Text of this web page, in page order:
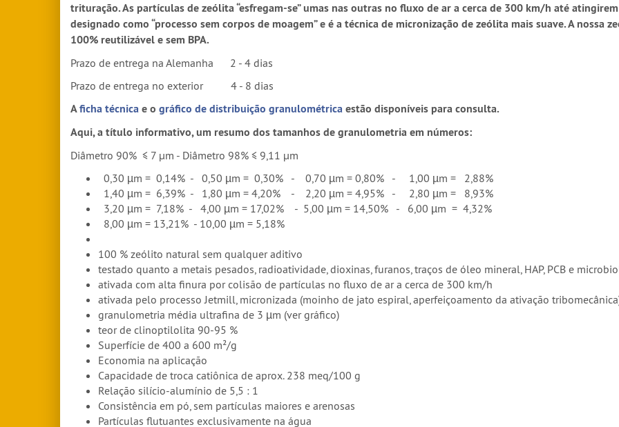
trituração. As partículas de zeólita “esfregam-se” umas nas outras no fluxo de ar a cerca de 300 km/h até
designado como “processo sem corpos de moagem” e é a técnica de micronização de zeólita mais suave. A nossa
100% reutilizável e sem BPA.
Prazo de entrega na Alemanha 2 - 4 dias
Prazo de entrega no exterior 4 - 8 dias
Aficha técnicae o gráfico de distribuição granulométricaestão disponíveis para consulta.
Aqui, a título informativo, um resumo dos tamanhos de granulometria em números:
Diâmetro 90% ≤ 7 μm - Diâmetro 98% ≤ 9,11 μm
0,30 µm = 0,14% - 0,50 µm = 0,30% - 0,70 µm = 0,80% - 1,00 µm = 2,88%
1,40 µm = 6,39% - 1,80 µm = 4,20% - 2,20 µm = 4,95% - 2,80 µm = 8,93%
3,20 µm = 7,18% - 4,00 µm = 17,02% - 5,00 µm = 14,50% - 6,00 µm = 4,32%
8,00 µm = 13,21% - 10,00 µm = 5,18%
100 % zeólito natural sem qualquer aditivo
testado quanto a metais pesados, radioatividade, dioxinas, furanos, traços de óleo mineral, HAP, PCB e
ativada com alta finura por colisão de partículas no fluxo de ar a cerca de 300 km/h
ativada pelo processo Jetmill, micronizada (moinho de jato espiral, aperfeiçoamento da ativação
granulometria média ultrafina de 3 µm (ver gráfico)
teor de clinoptilolita 90-95 %
Superfície de 400 a 600 m²/g
Economia na aplicação
Capacidade de troca catiônica de aprox. 238 meq/100 g
Relação silício-alumínio de 5,5 : 1
Consistência em pó, sem partículas maiores e arenosas
Partículas flutuantes exclusivamente na água